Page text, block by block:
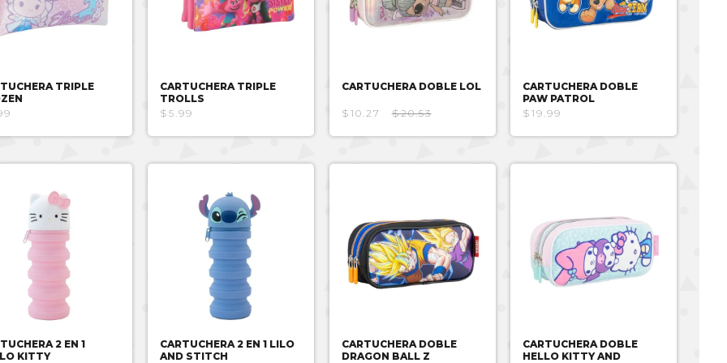
TRIPLE
CARTUCHERA TRIPLE
TROLLS
$5.99
CARTUCHERA DOBLE LOL
$10.27 $20.53
CARTUCHERA DOBLE
PAW PATROL
$19.99
2 EN 1
KITTY
CARTUCHERA 2 EN 1 LILO
AND STITCH
CARTUCHERA DOBLE
DRAGON BALL Z
CARTUCHERA DOBLE
HELLO KITTY AND